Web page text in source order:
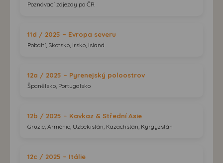
Poznávací zájezdy po ČR
11d / 2025 – Evropa severu
Pobaltí, Skotsko, Irsko, Island
12a / 2025 – Pyrenejský poloostrov
Španělsko, Portugalsko
12b / 2025 – Kavkaz & Střední Asie
Gruzie, Arménie, Uzbekistán, Kazachstán, Kyrgyzstán
12c / 2025 – Itálie